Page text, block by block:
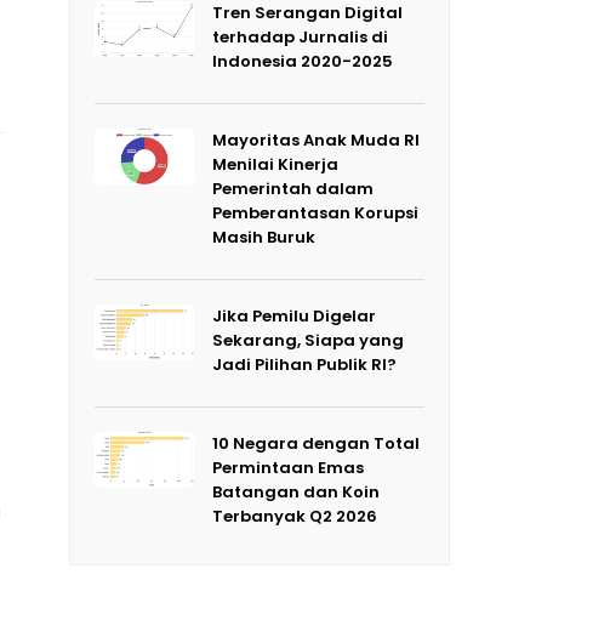
Tren Serangan Digital
terhadap Jurnalis di
Indonesia 2020-2025
Mayoritas Anak Muda RI
Menilai Kinerja
Pemerintah dalam
Pemberantasan Korupsi
Masih Buruk
Jika Pemilu Digelar
Sekarang, Siapa yang
Jadi Pilihan Publik RI?
10 Negara dengan Total
Permintaan Emas
Batangan dan Koin
Terbanyak Q2 2026